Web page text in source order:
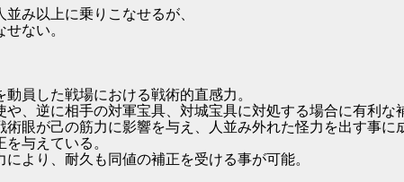
み以上に乗りこなせるが、
ない。
員した戦場における戦術的直感力。
、逆に相手の対軍宝具、対城宝具に対処する場合に有利な
眼が己の筋力に影響を与え、人並み外れた怪力を出す事に
与えている。
より、耐久も同値の補正を受ける事が可能。